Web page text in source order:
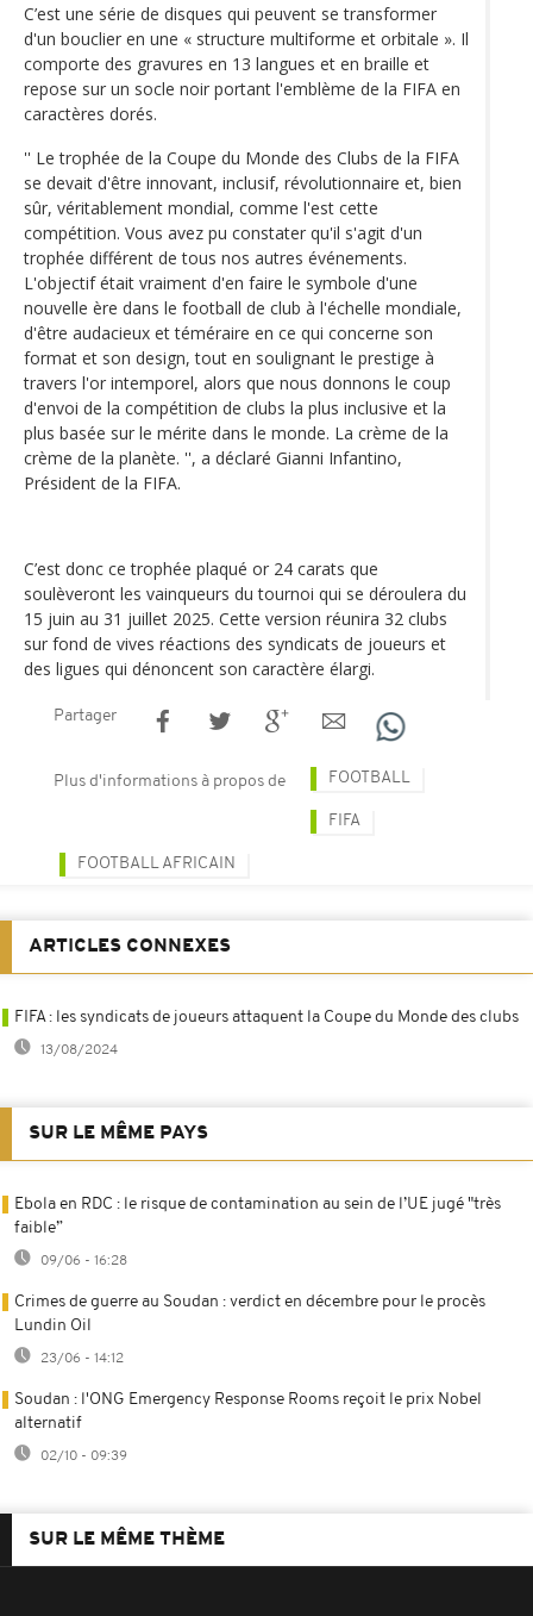
C’est une série de disques qui peuvent se transformer
d'un bouclier en une « structure multiforme et orbitale ». Il
comporte des gravures en 13 langues et en braille et
repose sur un socle noir portant l'emblème de la FIFA en
caractères dorés.
'' Le trophée de la Coupe du Monde des Clubs de la FIFA
se devait d'être innovant, inclusif, révolutionnaire et, bien
sûr, véritablement mondial, comme l'est cette
compétition. Vous avez pu constater qu'il s'agit d'un
trophée différent de tous nos autres événements.
L'objectif était vraiment d'en faire le symbole d'une
nouvelle ère dans le football de club à l'échelle mondiale,
d'être audacieux et téméraire en ce qui concerne son
format et son design, tout en soulignant le prestige à
travers l'or intemporel, alors que nous donnons le coup
d'envoi de la compétition de clubs la plus inclusive et la
plus basée sur le mérite dans le monde. La crème de la
crème de la planète. '', a déclaré Gianni Infantino,
Président de la FIFA.
C’est donc ce trophée plaqué or 24 carats que
soulèveront les vainqueurs du tournoi qui se déroulera du
15 juin au 31 juillet 2025. Cette version réunira 32 clubs
sur fond de vives réactions des syndicats de joueurs et
des ligues qui dénoncent son caractère élargi.
Partager
Plus d'informations à propos de FOOTBALL
FIFA
FOOTBALL AFRICAIN
ARTICLES CONNEXES
FIFA : les syndicats de joueurs attaquent la Coupe du Monde des clubs
13/08/2024
SUR LE MÊME PAYS
Ebola en RDC : le risque de contamination au sein de l’UE jugé "très
faible”
09/06 - 16:28
Crimes de guerre au Soudan : verdict en décembre pour le procès
Lundin Oil
23/06 - 14:12
Soudan : l'ONG Emergency Response Rooms reçoit le prix Nobel
alternatif
02/10 - 09:39
SUR LE MÊME THÈME